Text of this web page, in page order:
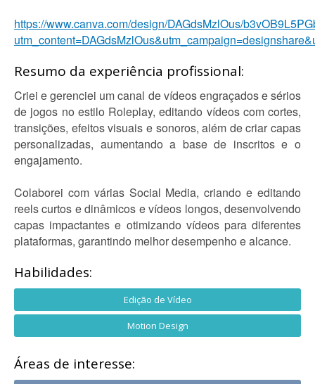
https://www.canva.com/design/DAGdsMzlOus/
Resumo da experiência profissional:
Criei e gerenciei um canal de vídeos engraçados e sérios
de jogos no estilo Roleplay, editando vídeos com cortes,
transições, efeitos visuais e sonoros, além de criar capas
personalizadas, aumentando a base de inscritos e o
engajamento.
Colaborei com várias Social Media, criando e editando
reels curtos e dinâmicos e vídeos longos, desenvolvendo
capas impactantes e otimizando vídeos para diferentes
plataformas, garantindo melhor desempenho e alcance.
Habilidades:
Edição de Vídeo
Motion Design
Áreas de interesse: